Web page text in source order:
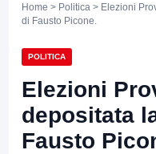
Home > Politica > Elezioni
di Fausto Picone.
POLITICA
Elezioni
depositata
Fausto